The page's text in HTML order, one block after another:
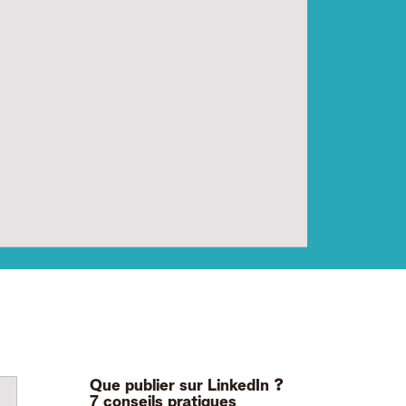
Que publier sur LinkedIn ?
7 conseils pratiques